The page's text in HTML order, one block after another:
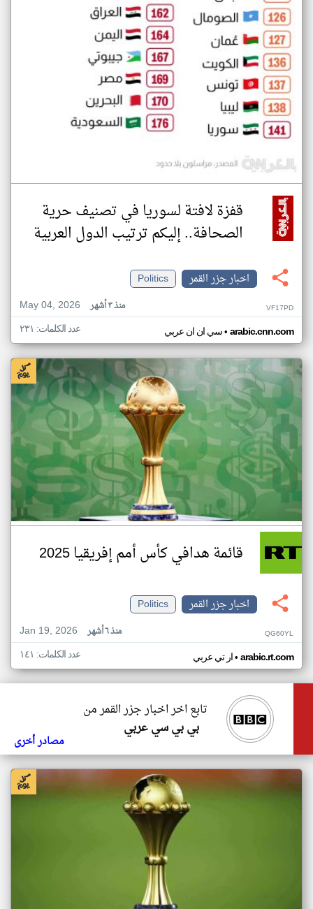
قفزة لافتة لسوريا في تصنيف حرية
الصحافة.. إليكم ترتيب الدول العربية
اخبار جزر القمر
Politics
May 04, 2026
منذ ٣ أشهر VF17PD
سي ان ان عربي• arabic.cnn.com عدد الكلمات: ٢٣١
قائمة هدافي كأس أمم إفريقيا 2025
اخبار جزر القمر
Politics
Jan 19, 2026
منذ ٦ أشهر QG60YL
ار تي عربي• arabic.rt.com عدد الكلمات: ١٤١
تابع اخر اخبار جزر القمر من
بي بي سي عربي
مصادر أخرى